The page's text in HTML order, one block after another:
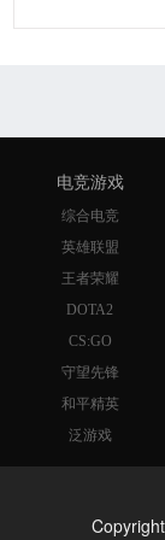
电竞游戏
综合电竞
英雄联盟
王者荣耀
DOTA2
CS:GO
守望先锋
和平精英
泛游戏